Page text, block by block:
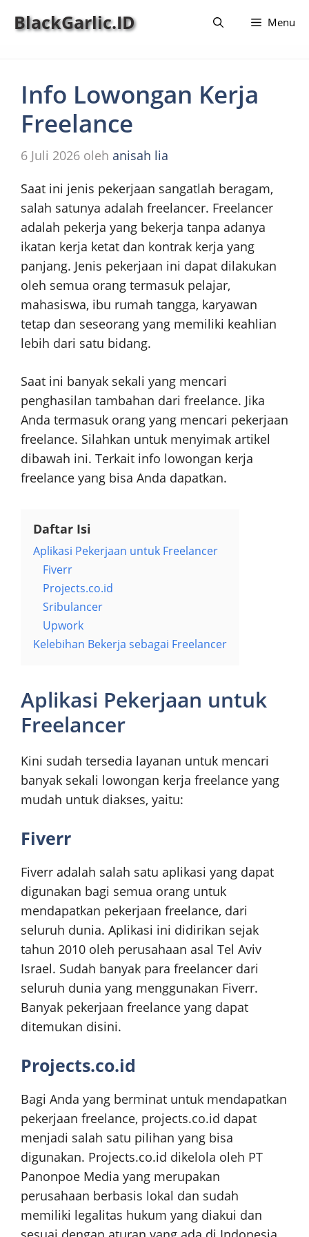
BlackGarlic.ID Menu
Info Lowongan Kerja
Freelance
6 Juli 2026 oleh anisah lia
Saat ini jenis pekerjaan sangatlah beragam,
salah satunya adalah freelancer. Freelancer
adalah pekerja yang bekerja tanpa adanya
ikatan kerja ketat dan kontrak kerja yang
panjang. Jenis pekerjaan ini dapat dilakukan
oleh semua orang termasuk pelajar,
mahasiswa, ibu rumah tangga, karyawan
tetap dan seseorang yang memiliki keahlian
lebih dari satu bidang.
Saat ini banyak sekali yang mencari
penghasilan tambahan dari freelance. Jika
Anda termasuk orang yang mencari pekerjaan
freelance. Silahkan untuk menyimak artikel
dibawah ini. Terkait info lowongan kerja
freelance yang bisa Anda dapatkan.
Daftar Isi
Aplikasi Pekerjaan untuk Freelancer
Fiverr
Projects.co.id
Sribulancer
Upwork
Kelebihan Bekerja sebagai Freelancer
Aplikasi Pekerjaan untuk
Freelancer
Kini sudah tersedia layanan untuk mencari
banyak sekali lowongan kerja freelance yang
mudah untuk diakses, yaitu:
Fiverr
Fiverr adalah salah satu aplikasi yang dapat
digunakan bagi semua orang untuk
mendapatkan pekerjaan freelance, dari
seluruh dunia. Aplikasi ini didirikan sejak
tahun 2010 oleh perusahaan asal Tel Aviv
Israel. Sudah banyak para freelancer dari
seluruh dunia yang menggunakan Fiverr.
Banyak pekerjaan freelance yang dapat
ditemukan disini.
Projects.co.id
Bagi Anda yang berminat untuk mendapatkan
pekerjaan freelance, projects.co.id dapat
menjadi salah satu pilihan yang bisa
digunakan. Projects.co.id dikelola oleh PT
Panonpoe Media yang merupakan
perusahaan berbasis lokal dan sudah
memiliki legalitas hukum yang diakui dan